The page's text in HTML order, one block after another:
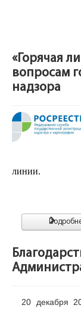
«Горячая
вопросам
надзора
линии.
20 декабря